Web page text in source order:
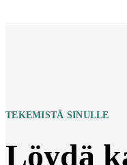
TEKEMISTÄ SINULLE
Löydä